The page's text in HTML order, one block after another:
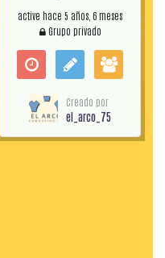
active hace 5 años, 6 meses
Grupo privado
Creado por
el_arco_75